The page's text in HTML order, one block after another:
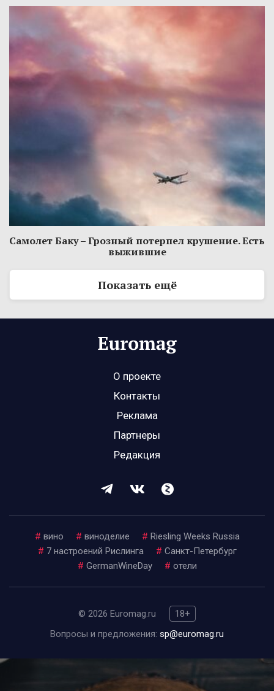
Самолет Баку – Грозный потерпел крушение. Есть
выжившие
Показать ещё
О проекте
Контакты
Реклама
Партнеры
Редакция
# вино # виноделие # Riesling Weeks Russia
# 7 настроений Рислинга # Санкт-Петербург
# GermanWineDay # отели
© 2026 Euromag.ru
18+
Вопросы и предложения: sp@euromag.ru